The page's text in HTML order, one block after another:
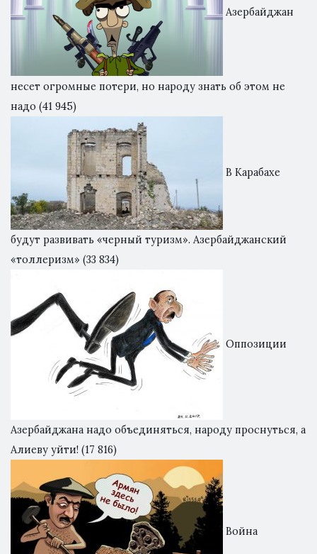
Азербайджан
несет огромные потери, но народу знать об этом не
надо (41 945)
В Карабахе
будут развивать «черный туризм». Азербайджанский
«толлеризм» (33 834)
Оппозиции
Азербайджана надо объединяться, народу проснуться, а
Алиеву уйти! (17 816)
Война